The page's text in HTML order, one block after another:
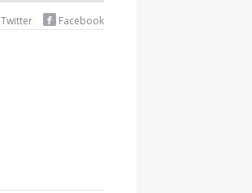
Twitter Facebook